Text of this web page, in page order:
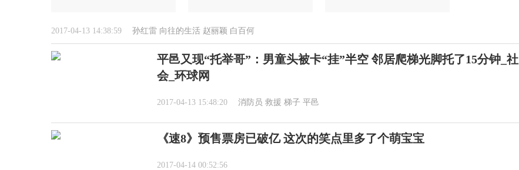
2017-04-13 14:38:59 孙红雷 向往的生活 赵丽颖 白百何
平邑又现“托举哥”：男童头被卡“挂”半空 邻居爬梯光脚托了15分钟_社
会_环球网
2017-04-13 15:48:20 消防员 救援 梯子 平邑
《速8》预售票房已破亿 这次的笑点里多了个萌宝宝
2017-04-14 00:52:56